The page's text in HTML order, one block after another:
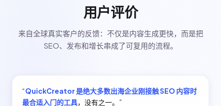
用户评价
来自全球真实客户的反馈：不仅是内容生成更快，而是把
SEO、发布和增长串成了可复用的流程。
“QuickCreator 是绝大多数出海企业刚接触 SEO 内容时
最合适入门的工具，没有之一。 ”